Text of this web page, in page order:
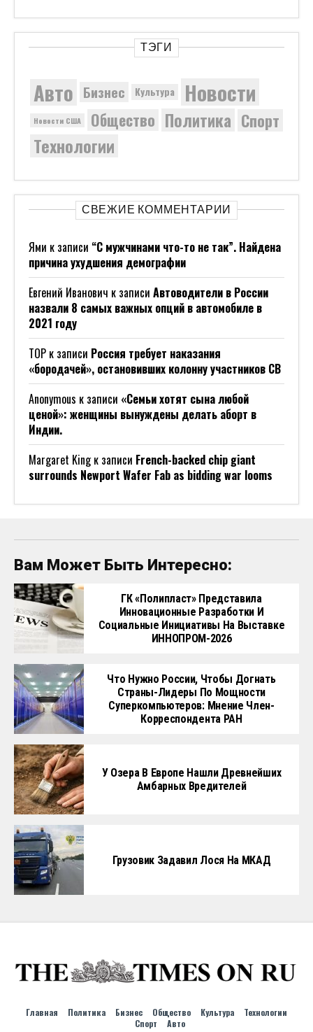
ТЭГИ
Авто Бизнес Культура Новости
Новости США Общество Политика Спорт
Технологии
СВЕЖИЕ КОММЕНТАРИИ
Ями к записи “С мужчинами что-то не так”. Найдена
причина ухудшения демографии
Евгений Иванович к записи Автоводители в России
назвали 8 самых важных опций в автомобиле в
2021 году
ТОР к записи Россия требует наказания
«бородачей», остановивших колонну участников СВ
Anonymous к записи «Семьи хотят сына любой
ценой»: женщины вынуждены делать аборт в
Индии.
Margaret Kingк записи French-backed chip giant
surrounds Newport Wafer Fab as bidding war looms
Вам Может Быть Интересно:
ГК «Полипласт» Представила
Инновационные Разработки И
Социальные Инициативы На Выставке
ИННОПРОМ-2026
Что Нужно России, Чтобы Догнать
Страны-Лидеры По Мощности
Суперкомпьютеров: Мнение Член-
Корреспондента РАН
У Озера В Европе Нашли Древнейших
Амбарных Вредителей
Грузовик Задавил Лося На МКАД
Главная Политика Бизнес Общество Культура
Технологии
Спорт
Авто